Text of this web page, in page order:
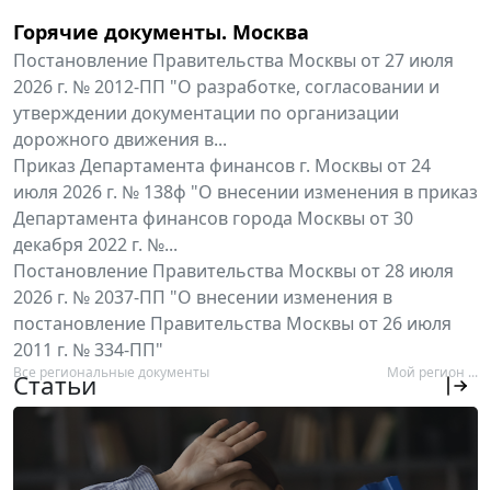
Горячие документы. Москва
Постановление Правительства Москвы от 27 июля
2026 г. № 2012-ПП "О разработке, согласовании и
утверждении документации по организации
дорожного движения в...
Приказ Департамента финансов г. Москвы от 24
июля 2026 г. № 138ф "О внесении изменения в приказ
Департамента финансов города Москвы от 30
декабря 2022 г. №...
Постановление Правительства Москвы от 28 июля
2026 г. № 2037-ПП "О внесении изменения в
постановление Правительства Москвы от 26 июля
2011 г. № 334-ПП"
Все региональные документы Мой регион ...
Статьи